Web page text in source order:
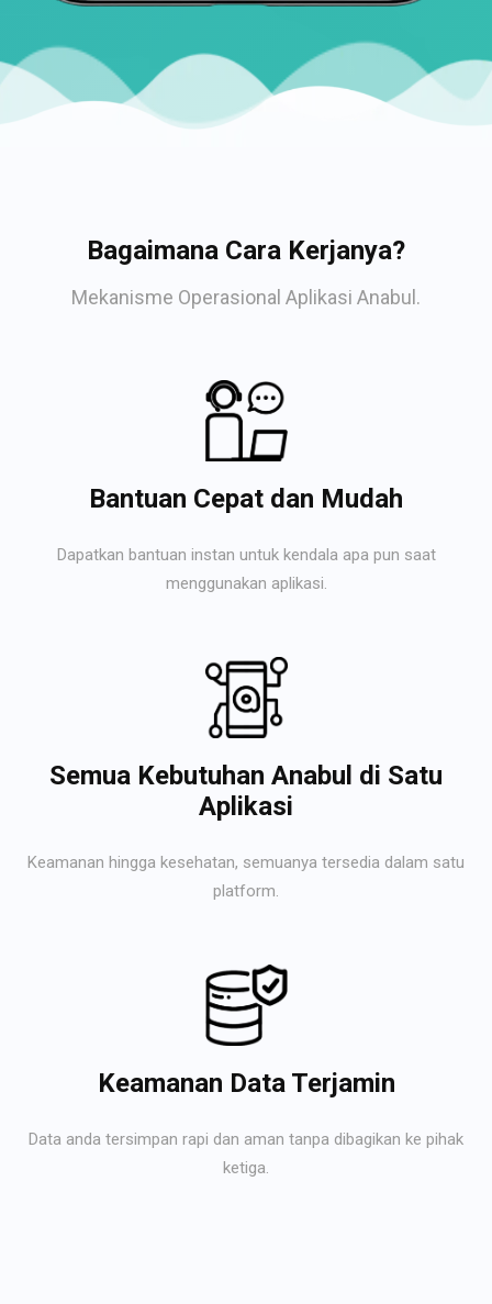
Bagaimana Cara Kerjanya?
Mekanisme Operasional Aplikasi Anabul.
Bantuan Cepat dan Mudah
Dapatkan bantuan instan untuk kendala apa pun saat
menggunakan aplikasi.
Semua Kebutuhan Anabul di Satu
Aplikasi
Keamanan hingga kesehatan, semuanya tersedia dalam satu
platform.
Keamanan Data Terjamin
Data anda tersimpan rapi dan aman tanpa dibagikan ke pihak
ketiga.